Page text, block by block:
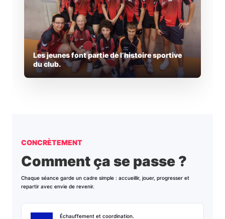
Les jeunes font partie de l’histoire sportive
du club.
CONCRÈTEMENT
Comment ça se passe ?
Chaque séance garde un cadre simple : accueillir, jouer, progresser et
repartir avec envie de revenir.
Échauffement et coordination.